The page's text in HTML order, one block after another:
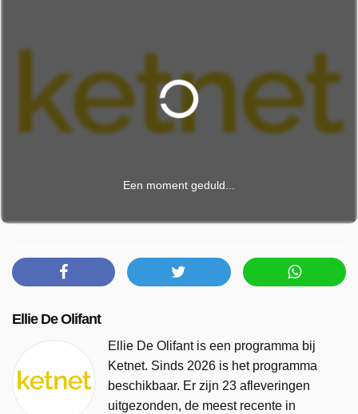
Een moment geduld...
Ellie De Olifant
Ellie De Olifant is een programma bij
Ketnet. Sinds 2026 is het programma
beschikbaar. Er zijn 23 afleveringen
uitgezonden, de meest recente in